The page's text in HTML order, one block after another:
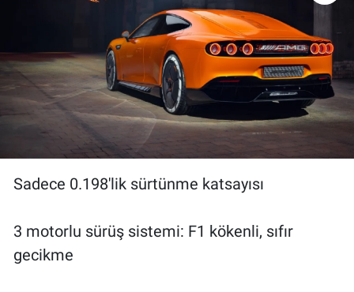
Sadece 0.198'lik sürtünme katsayısı
3 motorlu sürüş sistemi: F1 kökenli, sıfır
gecikme